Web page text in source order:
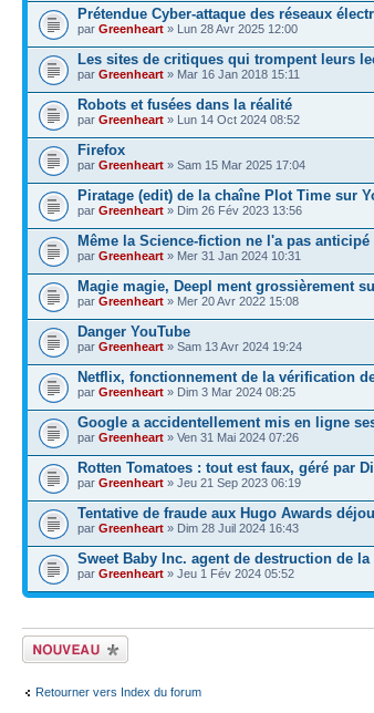
Prétendue Cyber-attaque des réseaux
par Greenheart » Lun 28 Avr 2025 12:00
Les sites de critiques qui trompent leurs
par Greenheart » Mar 16 Jan 2018 15:11
Robots et fusées dans la réalité
par Greenheart » Lun 14 Oct 2024 08:52
Firefox
par Greenheart » Sam 15 Mar 2025 17:04
Piratage (edit) de la chaîne Plot Time sur
par Greenheart » Dim 26 Fév 2023 13:56
Même la Science-fiction ne l'a pas anticipé
par Greenheart » Mer 31 Jan 2024 10:31
Magie magie, Deepl ment grossièrement
par Greenheart » Mer 20 Avr 2022 15:08
Danger YouTube
par Greenheart » Sam 13 Avr 2024 19:24
Netflix, fonctionnement de la vérification
par Greenheart » Dim 3 Mar 2024 08:25
Google a accidentellement mis en ligne
par Greenheart » Ven 31 Mai 2024 07:26
Rotten Tomatoes : tout est faux, géré par
par Greenheart » Jeu 21 Sep 2023 06:19
Tentative de fraude aux Hugo Awards
par Greenheart » Dim 28 Juil 2024 16:43
Sweet Baby Inc. agent de destruction de
par Greenheart » Jeu 1 Fév 2024 05:52
Écrire un nouveau
sujet
Retourner vers Index du forum